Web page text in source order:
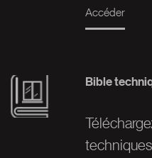
Accéder
Image Bible